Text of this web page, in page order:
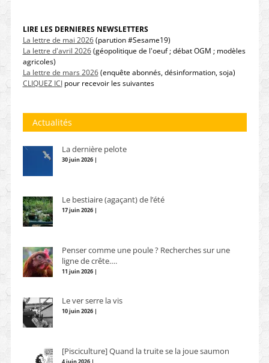
LIRE LES DERNIERES NEWSLETTERS
La lettre de mai 2026(parution #Sesame19)
La lettre d'avril 2026(géopolitique de l'oeuf ; débat OGM ; modèles
agricoles)
La lettre de mars 2026(enquête abonnés, désinformation, soja)
CLIQUEZ ICIpour recevoir les suivantes
Actualités
La dernière pelote
30 juin 2026 |
Le bestiaire (agaçant) de l’été
17 juin 2026 |
Penser comme une poule ? Recherches sur une
ligne de crête….
11 juin 2026 |
Le ver serre la vis
10 juin 2026 |
[Pisciculture] Quand la truite se la joue saumon
4 juin 2026 |